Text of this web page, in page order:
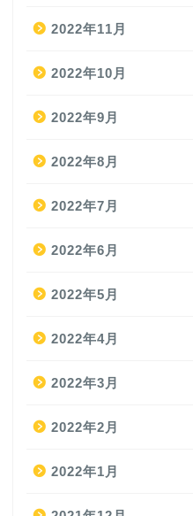
2022年11月
2022年10月
2022年9月
2022年8月
2022年7月
2022年6月
2022年5月
2022年4月
2022年3月
2022年2月
2022年1月